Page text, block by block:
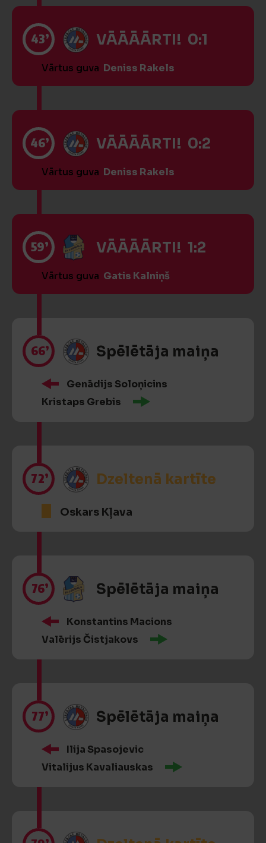
43’ VĀĀĀĀRTI! 0:1
Vārtus guva Deniss Rakels
46’ VĀĀĀĀRTI! 0:2
Vārtus guva Deniss Rakels
59’ VĀĀĀĀRTI! 1:2
Vārtus guva Gatis Kalniņš
66’ Spēlētāja maiņa
Genādijs Soloņicins
Kristaps Grebis
72’ Dzeltenā kartīte
Oskars Kļava
76’ Spēlētāja maiņa
Konstantins Macions
Valērijs Čistjakovs
77’ Spēlētāja maiņa
Ilija Spasojevic
Vitalijus Kavaliauskas